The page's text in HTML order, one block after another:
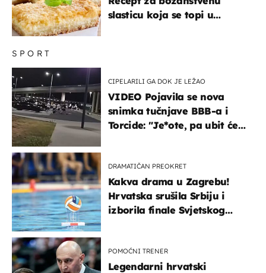
SPORT
CIPELARILI GA DOK JE LEŽAO
VIDEO Pojavila se nova
snimka tučnjave BBB-a i
Torcide: "Je*ote, pa ubit će
DRAMATIČAN PREOKRET
Kakva drama u Zagrebu!
Hrvatska srušila Srbiju i
izborila finale Svjetskog
POMOĆNI TRENER
Legendarni hrvatski
slasticu koja se topi u